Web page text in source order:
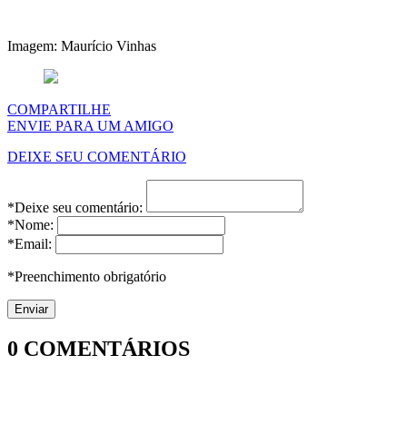
Imagem: Maurício Vinhas
COMPARTILHE
ENVIE PARA UM AMIGO
DEIXE SEU COMENTÁRIO
*Deixe seu comentário:
*Nome:
*Email:
*Preenchimento obrigatório
0 COMENTÁRIOS